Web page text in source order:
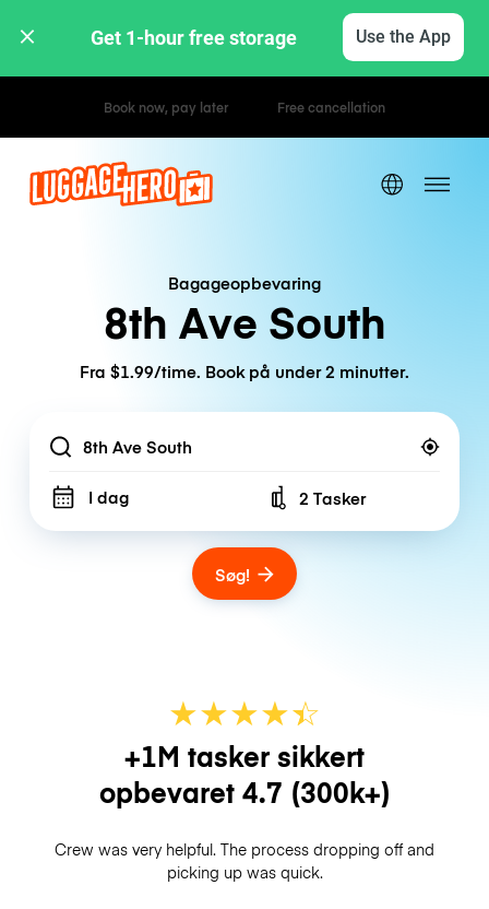
Get 1-hour free storage Use the App
Hourly / Daily Rates
Bagageopbevaring
8th Ave South
Fra $1.99/time. Book på under 2 minutter.
Location
I dag Number of bags
2 Tasker
Søg!
★★★★☆
★
+1M tasker sikkert
opbevaret 4.7 (300k+)
Crew was very helpful. The process dropping off and
picking up was quick.